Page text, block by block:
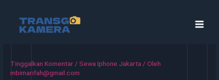
konten
Tinggalkan Komentar / Sewa Iphone Jakarta / Oleh
mbimarifah@gmail.com